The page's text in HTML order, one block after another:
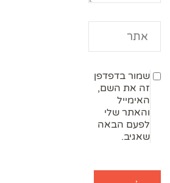
שמור בדפדפן
זה את השם,
האימייל
והאתר שלי
לפעם הבאה
שאגיב.